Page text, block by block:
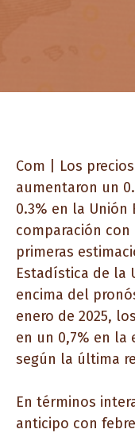
Com | Los
aumentaron un
0.3% en la Unión
comparación con
primeras
Estadística de la
encima del
enero de 2025,
en un 0,7% en la
según la última
En términos
anticipo con